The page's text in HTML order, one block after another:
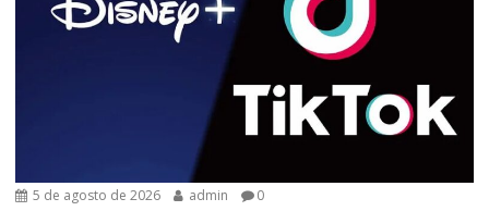
5 de agosto de 2026 admin 0